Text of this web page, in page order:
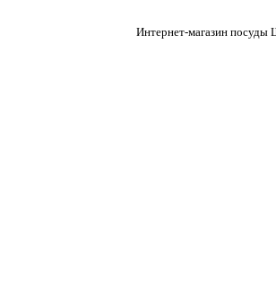
Интернет-магазин посуды